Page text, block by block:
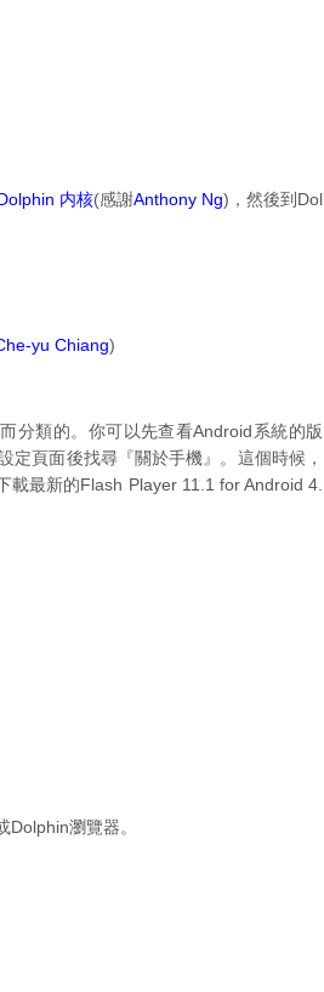
内核(感謝Anthony Ng)，然後到Dol
yu Chiang)
分類的。你可以先查看Android系統的版
定頁面後找尋『關於手機』。這個時候，
載最新的Flash Player 11.1 for Android 4.
瀏覽器。